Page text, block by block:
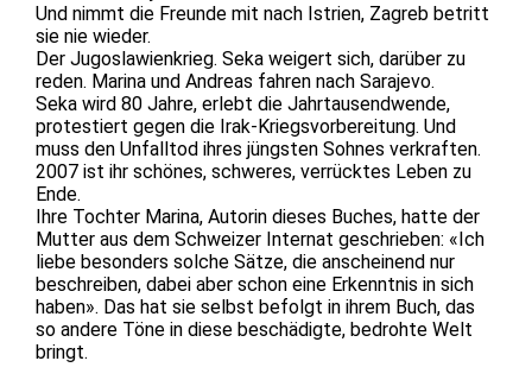
Und nimmt die Freunde mit nach Istrien, Zagreb betritt
sie nie wieder.
Der Jugoslawienkrieg. Seka weigert sich, darüber zu
reden. Marina und Andreas fahren nach Sarajevo.
Seka wird 80 Jahre, erlebt die Jahrtausendwende,
protestiert gegen die Irak-Kriegsvorbereitung. Und
muss den Unfalltod ihres jüngsten Sohnes verkraften.
2007 ist ihr schönes, schweres, verrücktes Leben zu
Ende.
Ihre Tochter Marina, Autorin dieses Buches, hatte der
Mutter aus dem Schweizer Internat geschrieben: «Ich
liebe besonders solche Sätze, die anscheinend nur
beschreiben, dabei aber schon eine Erkenntnis in sich
haben». Das hat sie selbst befolgt in ihrem Buch, das
so andere Töne in diese beschädigte, bedrohte Welt
bringt.